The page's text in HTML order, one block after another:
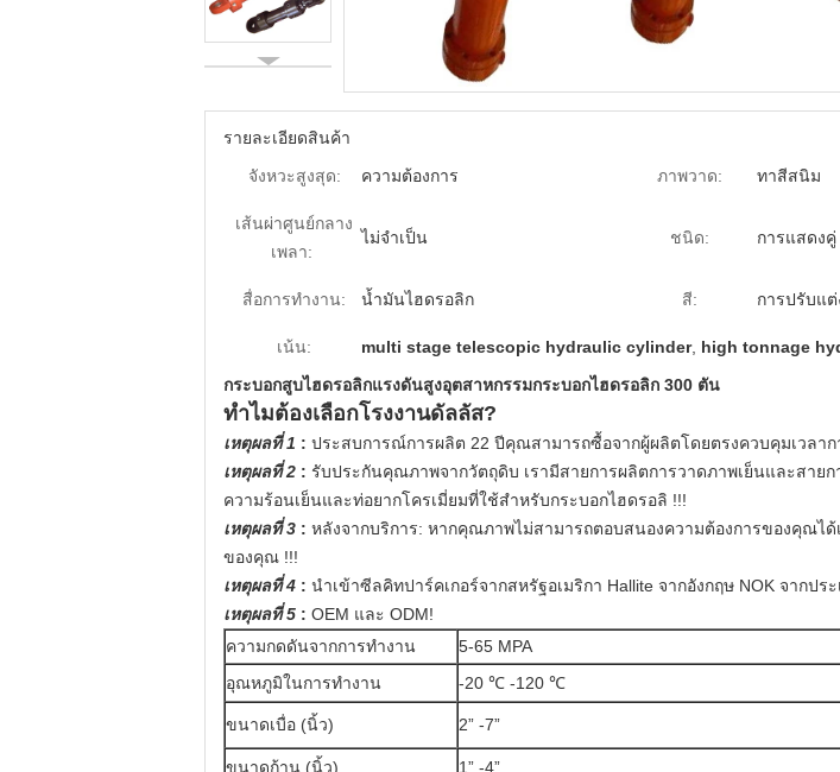
รายละเอียดสินค้า
จังหวะสูงสุด:
ความต้องการ ภาพวาด: ทาสีสนิม
เส้นผ่าศูนย์กลาง
เพลา:
ไม่จำเป็น ชนิด: การแสดงคู่
สื่อการทำงาน: น้ำมันไฮดรอลิก สี: การปรับแต่
เน้น: multi stage telescopic hydraulic cylinder, high tonnage
กระบอกสูบไฮดรอลิกแรงดันสูงอุตสาหกรรมกระบอกไฮดรอลิก 300 ตัน
ทำไมต้องเลือกโรงงานดัลลัส?
เหตุผลที่ 1 : ประสบการณ์การผลิต 22 ปีคุณสามารถซื้อจากผู้ผลิตโดยตรงควบคุมเวล
เหตุผลที่ 2 : รับประกันคุณภาพจากวัตถุดิบ เรามีสายการผลิตการวาดภาพเย็นและสาย
ความร้อนเย็นและท่อยากโครเมี่ยมที่ใช้สำหรับกระบอกไฮดรอลิ !!!
เหตุผลที่ 3 : หลังจากบริการ: หากคุณภาพไม่สามารถตอบสนองความต้องการของคุณไ
ของคุณ !!!
เหตุผลที่ 4 : นำเข้าซีลคิทปาร์คเกอร์จากสหรัฐอเมริกา Hallite จากอังกฤษ NOK จากป
เหตุผลที่ 5 : OEM และ ODM!
ความกดดันจากการทำงาน
5-65 MPA
อุณหภูมิในการทำงาน
-20 ℃ -120 ℃
ขนาดเบื่อ (นิ้ว) 2” -7”
ขนาดก้าน (นิ้ว) 1” -4”